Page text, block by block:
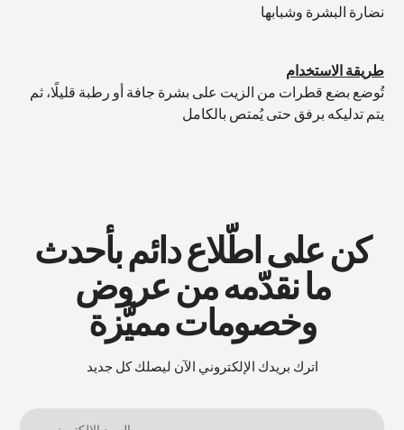
نضارة البشرة وشبابها
طريقة الاستخدام
يتم تدليكه برفق حتى يُمتص بالكامل
كن على اطّلاع دائم بأحدث
ما نقدّمه من عروض
وخصومات مميَّزة
اترك بريدك الإلكتروني الآن ليصلك كل جديد